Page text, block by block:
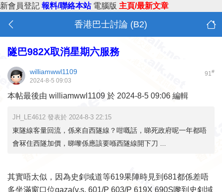
新會員登記 報料/聯絡本站 電腦版 主頁/最新文章
香港巴士討論 (B2)
隧巴982X取消星期六服務
91#
williamwwl1109
2024-8-5 09:03
本帖最後由 williamwwl1109 於 2024-8-5 09:06 編輯
JH_LE4612 發表於 2024-8-3 22:15
東隧線客量回流，係來自西隧線？咁嘅話，睇死政府呢一年都唔
會冧住西隧加價，睇嚟係應該要喺西隧線開下刀 ...
其實唔太似，因為史釗域道等619果陣時見到681都係差唔
多坐滿窗口位gaza(v.s. 601/P 603/P 619X 690S嚟到史釗域